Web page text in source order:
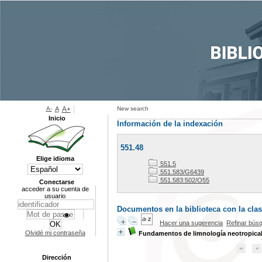
New search
Información de la indexación
551.48
551.5
551.583/G6439
551.583:502/O55
Documentos en la biblioteca con la
Hacer una sugerencia Refinar
Fundamentos de limnología neotropical
A- A A+
Inicio
Elige idioma
Conectarse
acceder a su cuenta de
usuario
Olvidé mi contraseña
Dirección